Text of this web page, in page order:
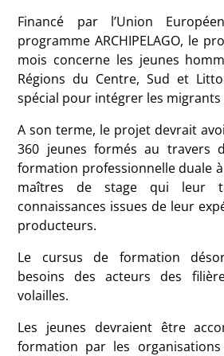
Financé par l’Union
programme ARCHIPELAGO, le
mois concerne les jeunes
Régions du Centre, Sud et
spécial pour intégrer les migrants
A son terme, le projet devrait
360 jeunes formés au travers
formation professionnelle duale à
maîtres de stage qui leur
connaissances issues de leur
producteurs.
Le cursus de formation
besoins des acteurs des
volailles.
Les jeunes devraient être
formation par les